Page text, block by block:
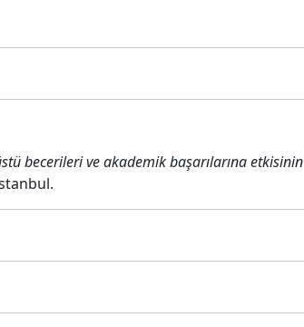
becerileri ve akademik başarılarına etkisinin